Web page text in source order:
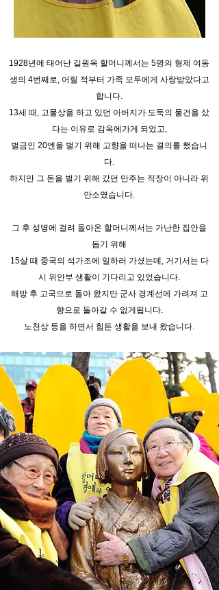
1928년에 태어난 길원옥 할머니께서는 5명의 형제 여동
생의 4번째로, 어릴 적부터 가족 모두에게 사랑받았다고
합니다.
13세 때, 고물상을 하고 있던 아버지가 도둑의 물건을 샀
다는 이유로 감옥에가게 되었고,
벌금인 20엔을 벌기 위해 고향을 떠나는 결의를 했습니
다.
하지만 그 돈을 벌기 위해 갔던 만주는 직장이 아니라 위
안소였습니다.
그 후 성병에 걸려 돌아온 할머니께서는 가난한 집안을
돕기 위해
15살 때 중국의 석가조에 일하러 가셨는데, 거기서는 다
시 위안부 생활이 기다리고 있었습니다.
해방 후 고국으로 돌아 왔지만 군사 경계선에 가려져 고
향으로 돌아갈 수 없게됩니다.
노천상 등을 하면서 힘든 생활을 보내 왔습니다.